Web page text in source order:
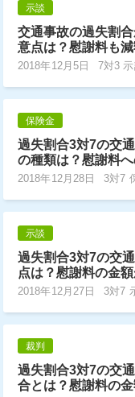
示談
交通事故の過失割
意点は？慰謝料も減
2018年12月5日 7対3
保険金
過失割合3対7の交
の種類は？慰謝料
2018年12月28日 3対7
示談
過失割合3対7の交
点は？慰謝料の金
2018年12月27日 3対7
裁判
過失割合3対7の交
合とは？慰謝料の